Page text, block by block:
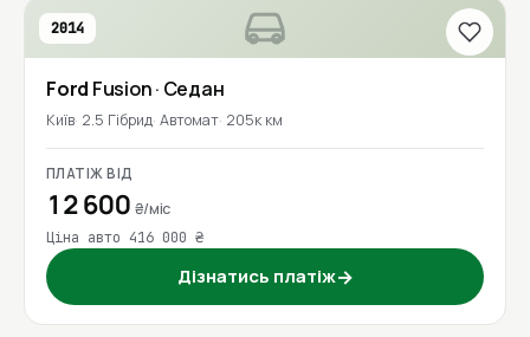
2014
Ford Fusion· Седан
Київ 2.5 Гібрид Автомат 205к км
ПЛАТІЖ ВІД
12 600 ₴/міс
Ціна авто 416 000 ₴
Дізнатись платіж→